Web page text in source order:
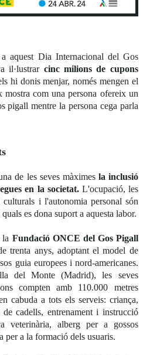
aquest Dia Internacional del Gos
il·lustrar cinc milions de cupons
hi donis menjar, només mengen el
mostra com una persona ofereix un
pigall mentre la persona cega parla
de les seves màximes la inclusió
en la societat.L'ocupació, les
culturals i l'autonomia personal són
es dona suport a aquesta labor.
la Fundació ONCE del Gos Pigall
trenta anys, adoptant el model de
guia europees i nord-americanes.
del Monte (Madrid), les seves
compten amb 110.000 metres
cabuda a tots els serveis: criança,
cadells, entrenament i instrucció
veterinària, alberg per a gossos
per a la formació dels usuaris.